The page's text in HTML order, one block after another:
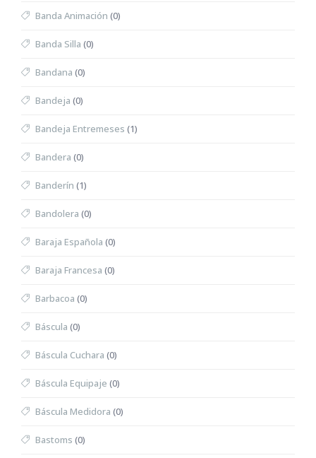
Banda Animación (0)
Banda Silla (0)
Bandana (0)
Bandeja (0)
Bandeja Entremeses (1)
Bandera (0)
Banderín (1)
Bandolera (0)
Baraja Española (0)
Baraja Francesa (0)
Barbacoa (0)
Báscula (0)
Báscula Cuchara (0)
Báscula Equipaje (0)
Báscula Medidora (0)
Bastoms (0)